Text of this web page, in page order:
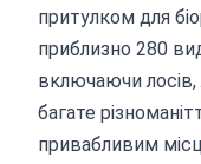
притулком для
приблизно 280
включаючи лосів,
багате
привабливим